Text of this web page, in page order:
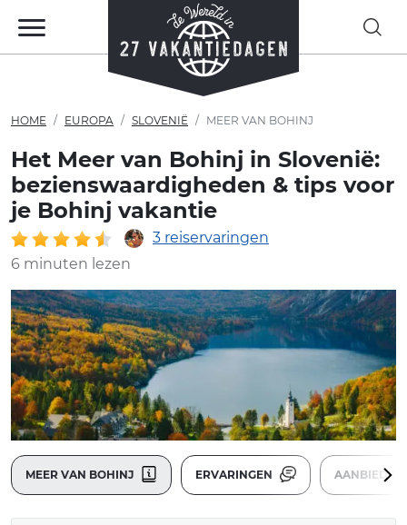
HOME EUROPA SLOVENIË MEER VAN BOHINJ
Het Meer van Bohinj in Slovenië:
bezienswaardigheden & tips voor
je Bohinj vakantie
3 reiservaringen
6 minuten lezen
MEER VAN BOHINJ ERVARINGEN